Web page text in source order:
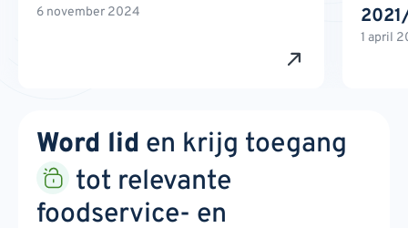
6 november 2024
1 april
Word lid en krijg toegang
tot relevante
foodservice- en